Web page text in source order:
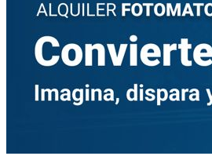
¡Bienvenido! Soy el asistente
¿En qué puedo